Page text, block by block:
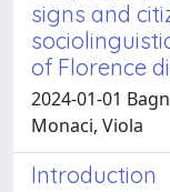
signs and
of Florence
2024-01-01
Monaci, Viola
Introduction